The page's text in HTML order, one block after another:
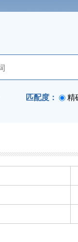
匹配度： 精